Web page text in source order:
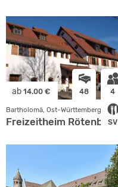
ab 14.00 € 48 4
SV
Bartholomä, Ost-Württemberg
Freizeitheim Rötenbach